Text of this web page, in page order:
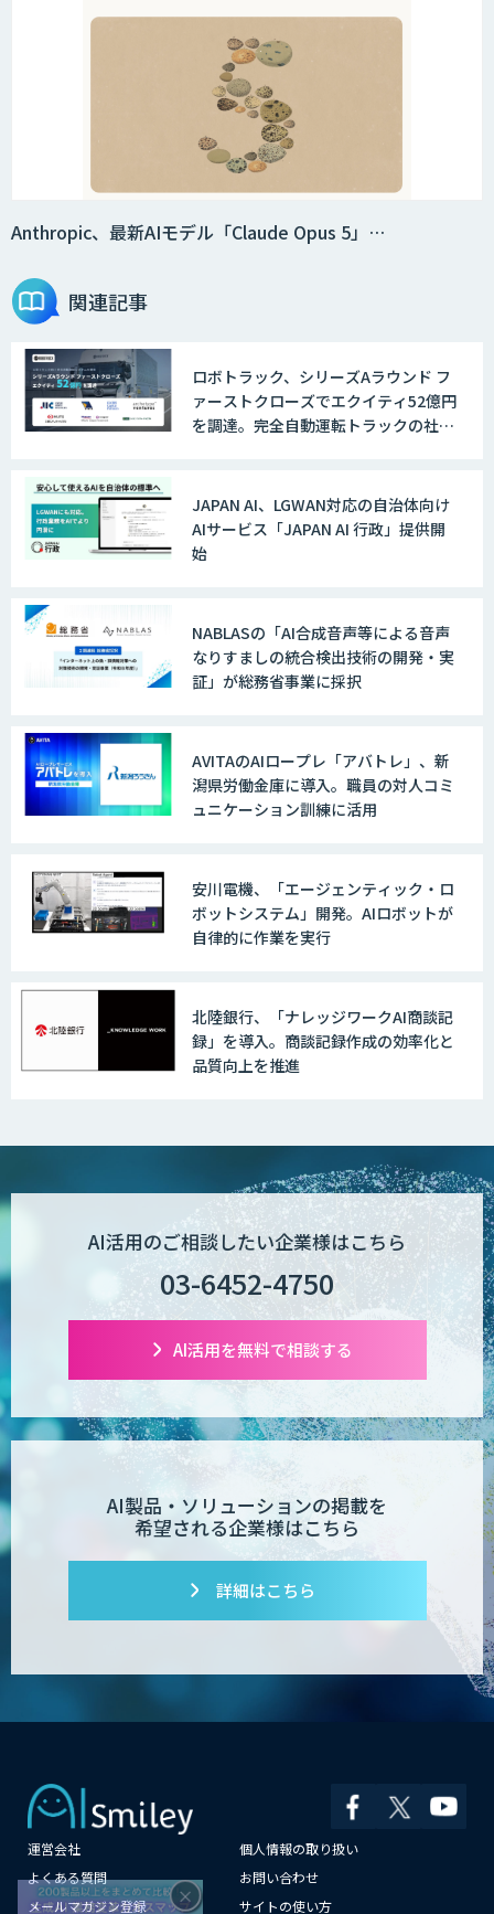
Anthropic、最新AIモデル「Claude Opus 5」…
関連記事
ロボトラック、シリーズAラウンド フ
ァーストクローズでエクイティ52億円
を調達。完全自動運転トラックの社会
JAPAN AI、LGWAN対応の自治体向け
AIサービス「JAPAN AI 行政」提供開
始
NABLASの「AI合成音声等による音声
なりすましの統合検出技術の開発・実
証」が総務省事業に採択
AVITAのAIロープレ「アバトレ」、新
潟県労働金庫に導入。職員の対人コミ
ュニケーション訓練に活用
安川電機、「エージェンティック・ロ
ボットシステム」開発。AIロボットが
自律的に作業を実行
北陸銀行、「ナレッジワークAI商談記
録」を導入。商談記録作成の効率化と
品質向上を推進
AI活用のご相談したい企業様はこちら
03-6452-4750
AI活用を無料で相談する
AI製品・ソリューションの掲載を
希望される企業様はこちら
詳細はこちら
運営会社
個人情報の取り扱い
よくある質問
お問い合わせ
メールマガジン登録
サイトの使い方
×